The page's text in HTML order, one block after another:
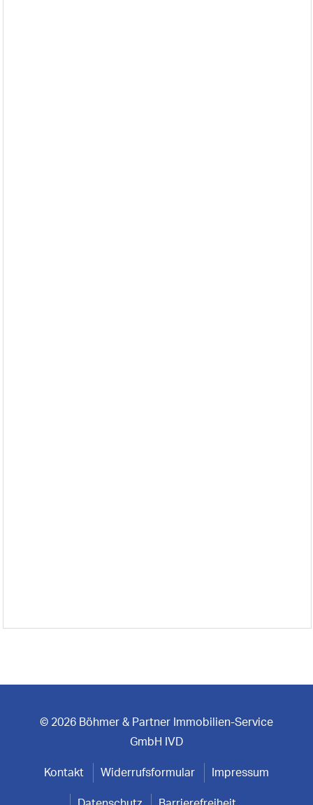
© 2026 Böhmer & Partner Immobilien-Service
GmbH IVD
Kontakt Widerrufsformular Impressum